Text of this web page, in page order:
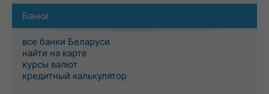
Банки
все банки Беларуси
найти на карте
курсы валют
кредитный калькулятор